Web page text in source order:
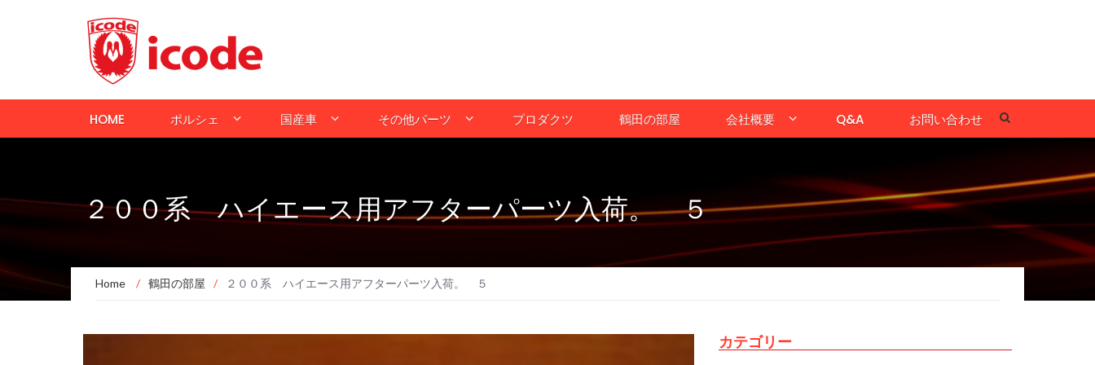
HOME ポルシェ 国産車 その他パーツ プロダクツ 鶴田の部屋 会社概要 Q&A お問い合わせ
２００系 ハイエース用アフターパーツ入荷。 ５
Home / 鶴田の部屋 / ２００系 ハイエース用アフターパーツ入荷。 ５
カテゴリー